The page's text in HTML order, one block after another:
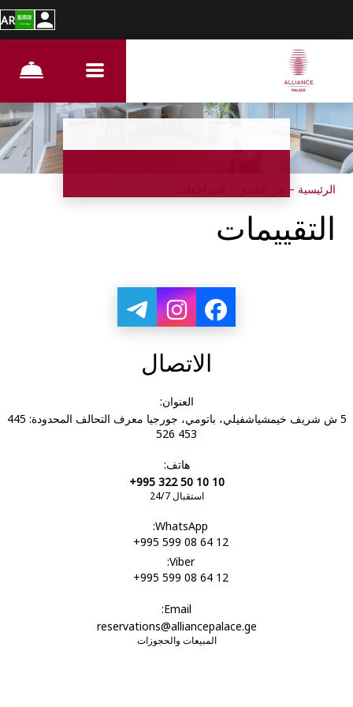
AR
الرئيسية –
التقييمات
الاتصال
العنوان:
5 ش شريف خيمشياشفيلي، باتومي، جورجيا معرف التحالف المحدودة: 445
453 526
هاتف:
+995 322 50 10 10
استقبال 24/7
WhatsApp:
+995 599 08 64 12
Viber:
+995 599 08 64 12
Email:
reservations@alliancepalace.ge
المبيعات والحجوزات